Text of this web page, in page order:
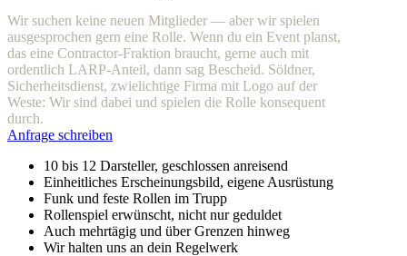
Wir suchen keine neuen Mitglieder — aber wir spielen
ausgesprochen gern eine Rolle. Wenn du ein Event planst,
das eine Contractor-Fraktion braucht, gerne auch mit
ordentlich LARP-Anteil, dann sag Bescheid. Söldner,
Sicherheitsdienst, zwielichtige Firma mit Logo auf der
Weste: Wir sind dabei und spielen die Rolle konsequent
durch.
Anfrage schreiben
10 bis 12 Darsteller, geschlossen anreisend
Einheitliches Erscheinungsbild, eigene Ausrüstung
Funk und feste Rollen im Trupp
Rollenspiel erwünscht, nicht nur geduldet
Auch mehrtägig und über Grenzen hinweg
Wir halten uns an dein Regelwerk